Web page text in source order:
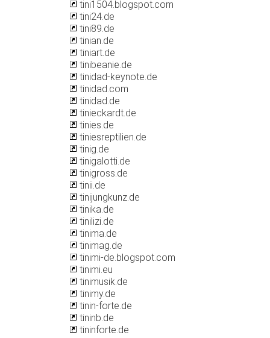
tini1504.blogspot.com
tini24.de
tini89.de
tinian.de
tiniart.de
tinibeanie.de
tinidad-keynote.de
tinidad.com
tinidad.de
tinieckardt.de
tinies.de
tiniesreptilien.de
tinig.de
tinigalotti.de
tinigross.de
tinii.de
tinijungkunz.de
tinika.de
tinilizi.de
tinima.de
tinimag.de
tinimi-de.blogspot.com
tinimi.eu
tinimusik.de
tinimy.de
tinin-forte.de
tininb.de
tininforte.de